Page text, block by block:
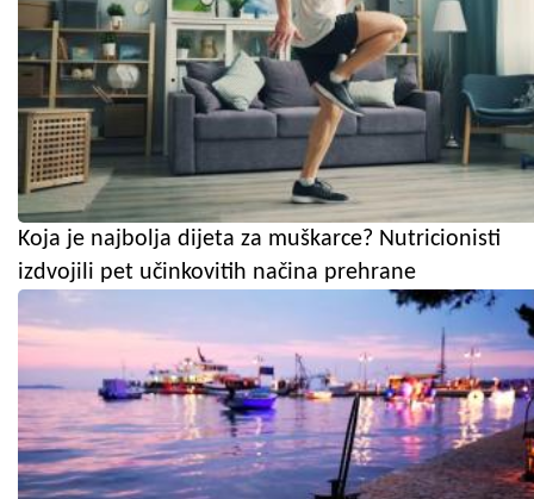
Koja je najbolja dijeta za muškarce? Nutricionisti
izdvojili pet učinkovitih načina prehrane